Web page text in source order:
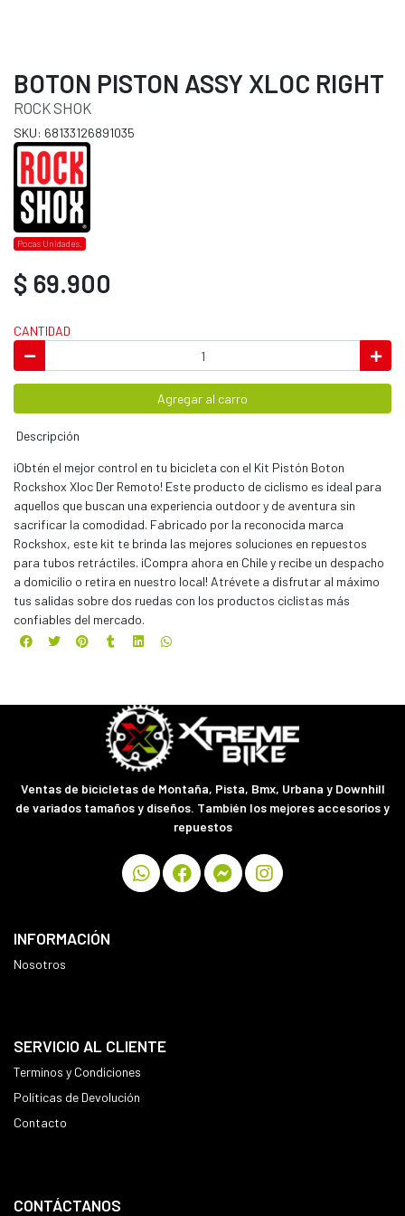
BOTON PISTON ASSY XLOC RIGHT
ROCK SHOK
SKU: 68133126891035
Pocas Unidades.
$ 69.900
CANTIDAD
Agregar al carro
Descripción
¡Obtén el mejor control en tu bicicleta con el Kit Pistón Boton
Rockshox Xloc Der Remoto! Este producto de ciclismo es ideal para
aquellos que buscan una experiencia outdoor y de aventura sin
sacrificar la comodidad. Fabricado por la reconocida marca
Rockshox, este kit te brinda las mejores soluciones en repuestos
para tubos retráctiles. ¡Compra ahora en Chile y recibe un despacho
a domicilio o retira en nuestro local! Atrévete a disfrutar al máximo
tus salidas sobre dos ruedas con los productos ciclistas más
confiables del mercado.
Ventas de bicicletas de Montaña, Pista, Bmx, Urbana y Downhill
de variados tamaños y diseños. También los mejores accesorios y
repuestos
INFORMACIÓN
Nosotros
SERVICIO AL CLIENTE
Terminos y Condiciones
Políticas de Devolución
Contacto
CONTÁCTANOS